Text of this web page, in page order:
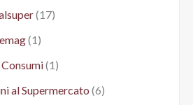
(17)
(1)
(1)
al Supermercato (6)